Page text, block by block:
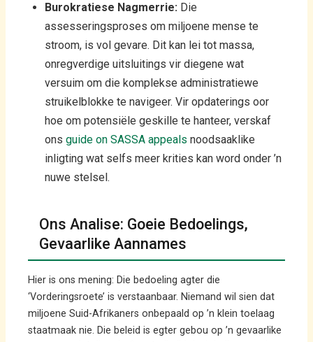
Burokratiese Nagmerrie: Die
assesseringsproses om miljoene mense te
stroom, is vol gevare. Dit kan lei tot massa,
onregverdige uitsluitings vir diegene wat
versuim om die komplekse administratiewe
struikelblokke te navigeer. Vir opdaterings oor
hoe om potensiële geskille te hanteer, verskaf
ons guide on SASSA appeals noodsaaklike
inligting wat selfs meer krities kan word onder ’n
nuwe stelsel.
Ons Analise: Goeie Bedoelings,
Gevaarlike Aannames
Hier is ons mening: Die bedoeling agter die
‘Vorderingsroete’ is verstaanbaar. Niemand wil sien dat
miljoene Suid-Afrikaners onbepaald op ’n klein toelaag
staatmaak nie. Die beleid is egter gebou op ’n gevaarlike